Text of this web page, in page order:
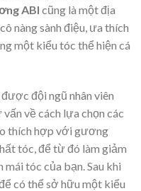
ABI cũng là một địa
nàng sành điệu, ưa thích
một kiểu tóc thể hiện cá
đội ngũ nhân viên
về cách lựa chọn các
thích hợp với gương
tóc, để từ đó làm giảm
tóc của bạn. Sau khi
có thể sở hữu một kiểu